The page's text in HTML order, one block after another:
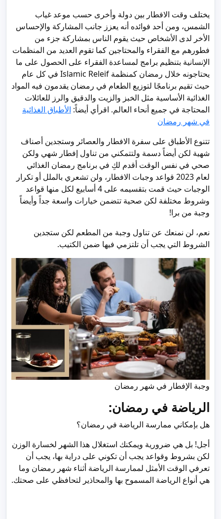
يختلف وقت الافطار بين دولة وأخرى حسب موعد غياب
الشمس، ومن أحد فوائده أنه يعزز جانب المشاركة والإحساس
الأخر لدى الأشخاص حيث يقوم الناس بمشاركة جزء من
فطورهم مع الفقراء والمحتاجين كما تقوم العديد من المنظمات
الإنسانية بتنظيم برامج لمساعدة الفقراء على الحصول على ما
يحتاجونه خلال رمضان كمنظمة Islamic Releif في كل عام
حيث تقيم برنامجًا لتوزيع الطعام في رمضان يقدمون فيه المواد
الغذائية الأساسية مثل الخبز والزيت والدقيق والرز للعائلات
المحتاجة في جميع أنحاء العالم. اقرأي أيضاً: الأطباق الغذائية
في شهر رمضان
تتنوع الأطباق على سفرة الافطار والعصائر وستجدين أصناف
شهية لكن أيضاً دسمة ولتتمكني من تناول إفطار شهي ولكن
صحي في نفس الوقت أقدم لكِ في برنامج رمضان الغذائي
لعام 2023 قواعد وجبات الافطار، ولن تشعري بالملل أو تكرار
الوجبات حيث قمت بتقسيمه على 4 أسابيع لكل منها قواعد
وشروط مختلفة لكن صحية تتضمن خيارات واسعة جداً وأيضاً
وجبة من برا!
نعم، لن نمنعك عن تناول وجبة من المطعم لكن ستجدين
الشروط التي يجب أن تلتزمي فيها ضمن الكتيب.
وجبة الإفطار في شهر رمضان
الرياضة في رمضان:
هل بإمكاني ممارسة الرياضة في رمضان؟
أجل! بل هي ضرورية ويمكنك استغلال هذا الشهر لخسارة الوزن
لكن بشروط وقواعد يجب أن تكوني على دراية بها، يجب أن
تعرفي الوقت الأمثل لممارسة الرياضة أثناء شهر رمضان وما
هي أنواع الرياضة المسموح بها والمحاذير لتحافظي على صحتك.